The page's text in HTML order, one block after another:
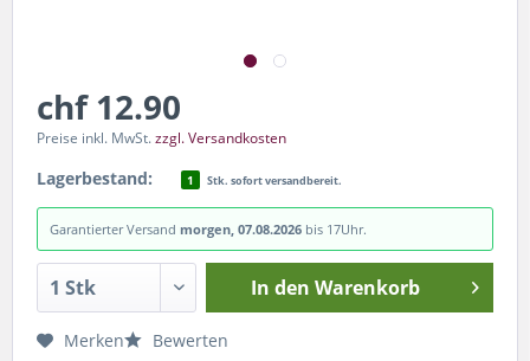
chf 12.90
Preise inkl. MwSt.zzgl. Versandkosten
Lagerbestand: 1 Stk. sofort versandbereit.
Garantierter Versand morgen, 07.08.2026 bis 17Uhr.
In den Warenkorb
Merken Bewerten